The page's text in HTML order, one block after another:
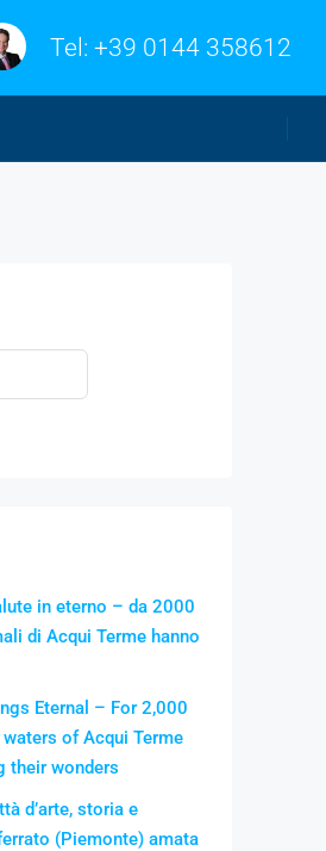
Tel: +39 0144 358612
in eterno – da 2000
di Acqui Terme hanno
Eternal – For 2,000
of Acqui Terme
their wonders
d’arte, storia e
(Piemonte) amata